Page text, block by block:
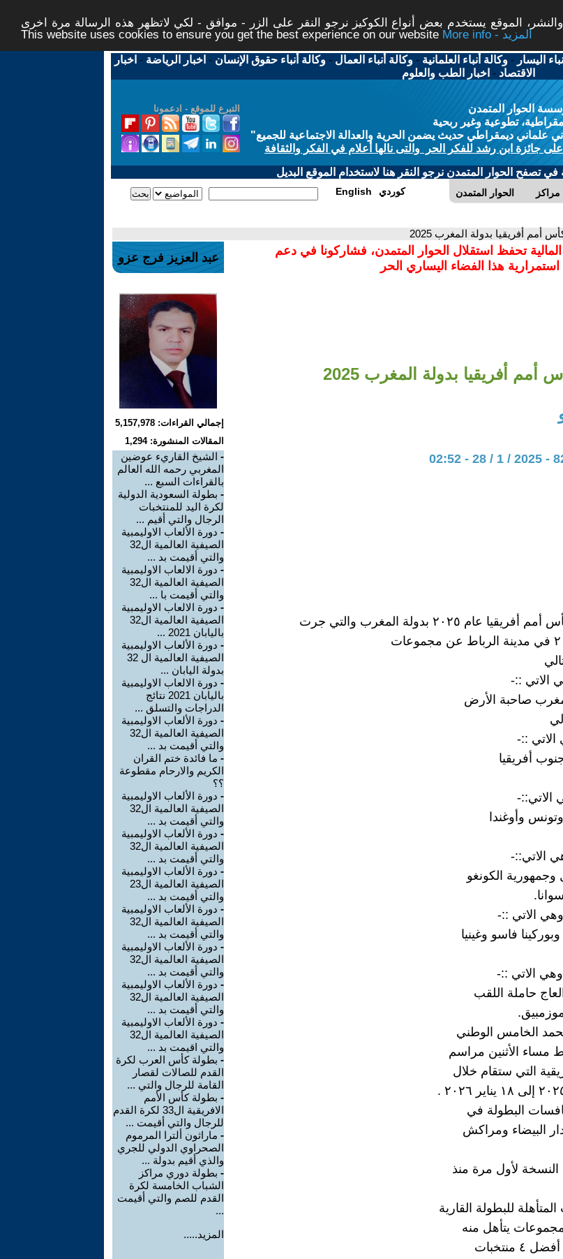
الموقع يستخدم بعض أنواع الكوكيز نرجو النقر على الزر - موافق - لكي لاتظهر هذه الرسالة مرة اخرى -
This website uses cookies to ensure you get the best experience on our website
More info - المزيد
اليسار -وكالة أنباء العلمانية -وكالة أنباء العمال -وكالة أنباء حقوق الإنسان - اخبار الرياضة - اخبار
الاقتصاد - اخبار الطب والعلوم
التبرع للموقع - ادعمونا
الحوار المتمدن
تطوعية وغير ربحية
ديمقراطي حديث يضمن الحرية والعدالة الاجتماعية للجميع"
جائزة ابن رشد للفكر الحر والتى نالها أعلام في الفكر والثقافة
في تصفح الحوار المتمدن نرجو النقر هنا لاستخدام الموقع البديل
الحوار المتمدن مراكز English كوردي
أمم أفريقيا بدولة المغرب 2025
تحفظ استقلال الحوار المتمدن، فشاركونا في دعم
استمرارية هذا الفضاء اليساري الحر
أفريقيا بدولة المغرب 2025
٢٠٢٥ بدولة المغرب والتي جرت
صاحبة الأرض
أفريقيا
وأوغندا
الكونغو
فاسو وغينيا
حاملة اللقب
الخامس الوطني
مساء الأثنين مراسم
التي ستقام خلال
البطولة في
لأول مرة منذ
للبطولة القارية
منتخبات
عبد العزيز فرج عزو
إجمالي القراءات: 5,157,978
المقالات المنشورة: 1,294
- الشيخ القاريء عوضين
المغربي رحمه الله العالم
بالقراءات السبع ...
- بطولة السعودية الدولية
لكرة اليد للمنتخبات
الرجال والتي أقيم ...
- دورة الألعاب الاوليمبية
الصيفية العالمية ال32
والتي أقيمت بد ...
- دورة الالعاب الاوليمبية
الصيفية العالمية ال32
والتي أقيمت با ...
- دورة الالعاب الاوليمبية
الصيفية العالمية ال32
باليابان 2021 ...
- دورة الألعاب الاوليمبية
الصيفية العالمية ال 32
بدولة اليابان ...
- دورة الالعاب الاوليمبية
باليابان 2021 نتائج
الدراجات والتسلق ...
- دورة الألعاب الاوليمبية
الصيفية العالمية ال32
والتي أقيمت بد ...
- ما فائدة ختم القران
الكريم والارحام مقطوعة
؟؟
- دورة الألعاب الاوليمبية
الصيفية العالمية ال32
والتي أقيمت بد ...
- دورة الألعاب الاوليمبية
الصيفية العالمية ال32
والتي أقيمت بد ...
- دورة الألعاب الاوليمبية
الصيفية العالمية ال23
والتي أقيمت بد ...
- دورة الألعاب الاوليمبية
الصيفية العالمية ال32
والتي أقيمت بد ...
- دورة الألعاب الاوليمبية
الصيفية العالمية ال32
والتي أقيمت بد ...
- دورة الألعاب الاوليمبية
الصيفية العالمية ال32
والتي أقيمت بد ...
- دورة الألعاب الاوليمبية
الصيفية العالمية ال32
والتي اقيمت بد ...
- بطولة كأس العرب لكرة
القدم للصالات لقصار
القامة للرجال والتي ...
- بطولة كأس الأمم
الافريقية ال33 لكرة القدم
للرجال والتي أقيمت ...
- ماراثون ألترا المرموم
الصحراوي الدولي للجري
والذي أقيم بدولة ...
- بطولة دوري مراكز
الشباب الخامسة لكرة
القدم للصم والتي أقيمت
...
المزيد.....